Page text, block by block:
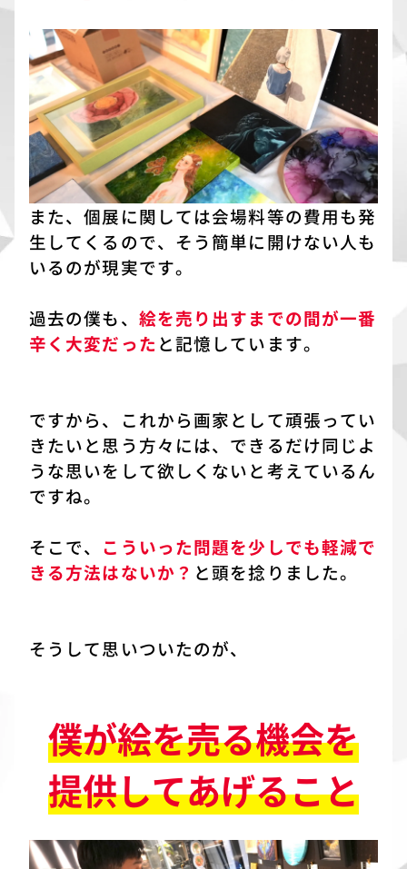
また、個展に関しては会場料等の費用も発
生してくるので、そう簡単に開けない人も
いるのが現実です。
過去の僕も、 絵を売り出すまでの間が一番
辛く大変だった と記憶しています。
ですから、これから画家として頑張ってい
きたいと思う方々には、できるだけ同じよ
うな思いをして欲しくないと考えているん
ですね。
そこで、 こういった問題を少しでも軽減で
きる方法はないか？ と頭を捻りました。
そうして思いついたのが、
僕が絵を売る機会を
提供してあげること